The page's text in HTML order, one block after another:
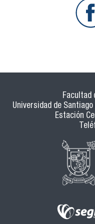
Facultad
Universidad de Santiago
Estación